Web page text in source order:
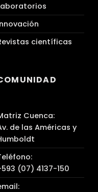
científicas
Cuenca:
de las Américas y
(07) 4137-150